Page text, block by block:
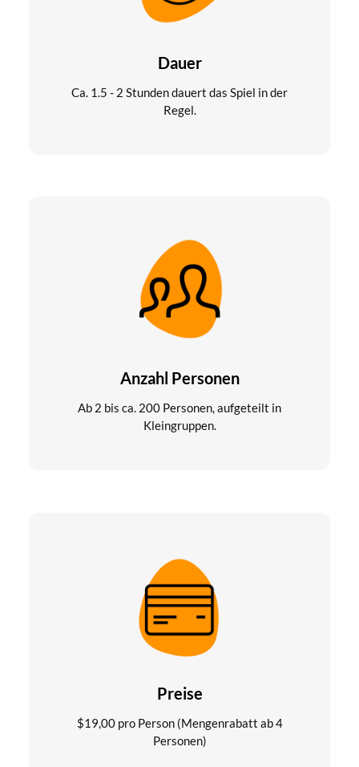
Dauer
Ca. 1.5 - 2 Stunden dauert das Spiel in der
Regel.
Anzahl Personen
Ab 2 bis ca. 200 Personen, aufgeteilt in
Kleingruppen.
Preise
$19,00pro Person (Mengenrabatt ab 4
Personen)